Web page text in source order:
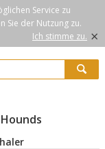
Service zu
Sie der Nutzung zu.
Ich stimme zu. ×
Hounds